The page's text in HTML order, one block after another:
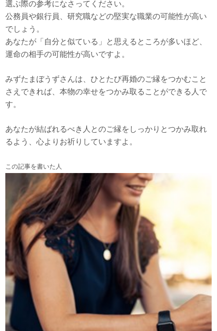
選ぶ際の参考になさってください。
公務員や銀行員、研究職などの堅実な職業の可能性が高い
でしょう。
あなたが「自分と似ている」と思えるところが多いほど、
運命の相手の可能性が高いですよ。
みずたまぼうずさんは、ひとたび再婚のご縁をつかむこと
さえできれば、本物の幸せをつかみ取ることができる人で
す。
あなたが結ばれるべき人とのご縁をしっかりとつかみ取れ
るよう、心よりお祈りしていますよ。
この記事を書いた人